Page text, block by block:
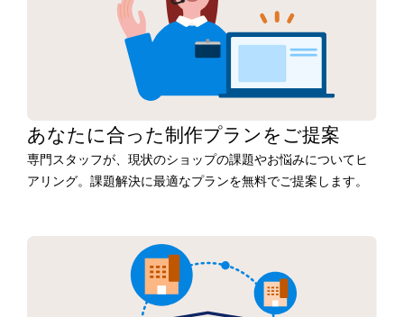
あなたに合った制作プランをご提案
専門スタッフが、現状のショップの課題やお悩みについてヒ
アリング。課題解決に最適なプランを無料でご提案します。